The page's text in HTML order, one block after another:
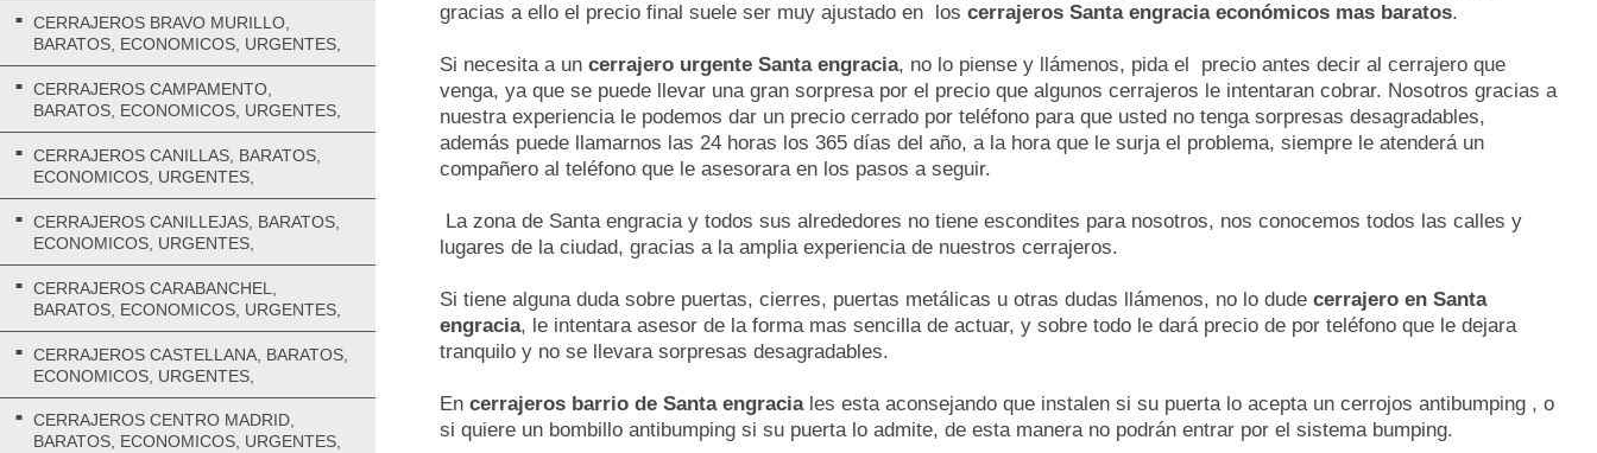
CERRAJEROS BRAVO MURILLO,
BARATOS, ECONOMICOS, URGENTES,
CERRAJEROS CAMPAMENTO,
BARATOS, ECONOMICOS, URGENTES,
CERRAJEROS CANILLAS, BARATOS,
ECONOMICOS, URGENTES,
CERRAJEROS CANILLEJAS, BARATOS,
ECONOMICOS, URGENTES,
CERRAJEROS CARABANCHEL,
BARATOS, ECONOMICOS, URGENTES,
CERRAJEROS CASTELLANA, BARATOS,
ECONOMICOS, URGENTES,
CERRAJEROS CENTRO MADRID,
BARATOS, ECONOMICOS, URGENTES,
gracias a ello el precio final suele ser muy ajustado en los cerrajeros Santa engracia económicos mas baratos.
Si necesita a un cerrajero urgente Santa engracia, no lo piense y llámenos, pida el precio antes decir al cerrajero que
venga, ya que se puede llevar una gran sorpresa por el precio que algunos cerrajeros le intentaran cobrar. Nosotros gracias a
nuestra experiencia le podemos dar un precio cerrado por teléfono para que usted no tenga sorpresas desagradables,
además puede llamarnos las 24 horas los 365 días del año, a la hora que le surja el problema, siempre le atenderá un
compañero al teléfono que le asesorara en los pasos a seguir.
La zona de Santa engracia y todos sus alrededores no tiene escondites para nosotros, nos conocemos todos las calles y
lugares de la ciudad, gracias a la amplia experiencia de nuestros cerrajeros.
Si tiene alguna duda sobre puertas, cierres, puertas metálicas u otras dudas llámenos, no lo dude cerrajero en Santa
engracia, le intentara asesor de la forma mas sencilla de actuar, y sobre todo le dará precio de por teléfono que le dejara
tranquilo y no se llevara sorpresas desagradables.
En cerrajeros barrio de Santa engraciales esta aconsejando que instalen si su puerta lo acepta un cerrojos antibumping , o
si quiere un bombillo antibumping si su puerta lo admite, de esta manera no podrán entrar por el sistema bumping.